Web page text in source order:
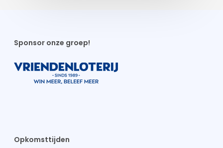
Sponsor onze groep!
Opkomsttijden